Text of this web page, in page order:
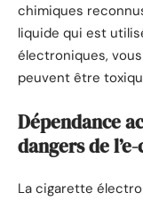
chimiques
liquide qui est
électroniques,
peuvent être
Dépendance
dangers de
La cigarette